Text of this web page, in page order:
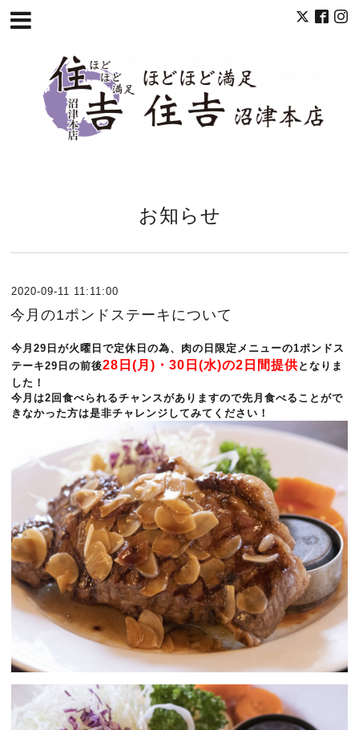
お知らせ
2020-09-11 11:11:00
今月の1ポンドステーキについて
今月29日が火曜日で定休日の為、肉の日限定メニューの1ポンドス
テーキ29日の前後28日(月)・30日(水)の2日間提供となりま
した！
今月は2回食べられるチャンスがありますので先月食べることがで
きなかった方は是非チャレンジしてみてください！